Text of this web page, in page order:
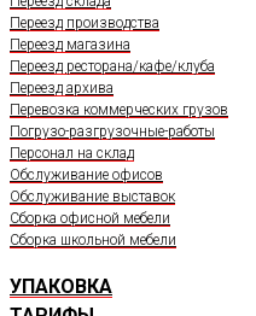
Переезд производства
Переезд магазина
Переезд ресторана/кафе/клуба
Переезд архива
Перевозка коммерческих грузов
Погрузо-разгрузочные-работы
Персонал на склад
Обслуживание офисов
Обслуживание выставок
Сборка офисной мебели
Сборка школьной мебели
УПАКОВКА